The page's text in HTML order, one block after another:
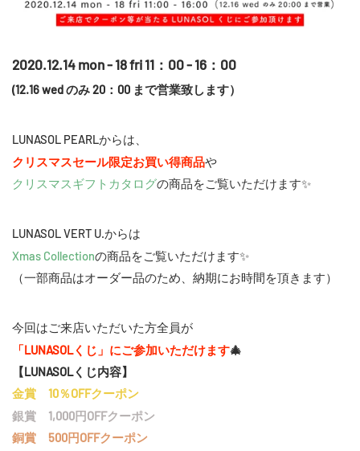
2020.12.14 mon - 18 fri 11：00 - 16：00
(12.16 wed のみ 20：00 まで営業致します）
LUNASOL PEARLからは、
クリスマスセール限定お買い得商品や
クリスマスギフトカタログの商品をご覧いただけます✨
LUNASOL VERT U.からは
Xmas Collectionの商品をご覧いただけます✨
（一部商品はオーダー品のため、納期にお時間を頂きます）
今回はご来店いただいた方全員が
「LUNASOLくじ」にご参加いただけます🎄
【LUNASOLくじ内容】
金賞 10％OFFクーポン
銀賞 1,000円OFFクーポン
銅賞 500円OFFクーポン